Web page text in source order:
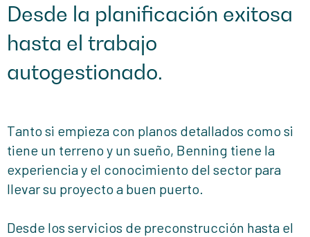
Desde la planificación exitosa
hasta el trabajo
autogestionado.
Tanto si empieza con planos detallados como si
tiene un terreno y un sueño, Benning tiene la
experiencia y el conocimiento del sector para
llevar su proyecto a buen puerto.
Desde los servicios de preconstrucción hasta el